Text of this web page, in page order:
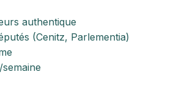
authentique
(Cenitz, Parlementia)